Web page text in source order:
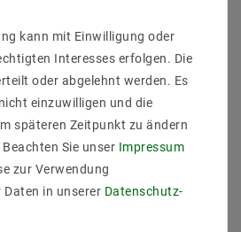
kann mit Einwilligung oder
Interesses erfolgen. Die
oder abgelehnt werden. Es
einzuwilligen und die
späteren Zeitpunkt zu ändern
Sie unser Impressum
zur Verwendung
Daten in unserer Daten­schutz­